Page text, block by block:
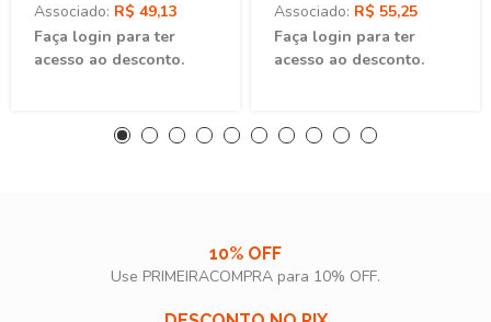
Associado: R$ 49,13
Faça login para ter
acesso ao desconto.
Associado: R$ 55,25
Faça login para ter
acesso ao desconto.
10% OFF
Use PRIMEIRACOMPRA para 10% OFF.​